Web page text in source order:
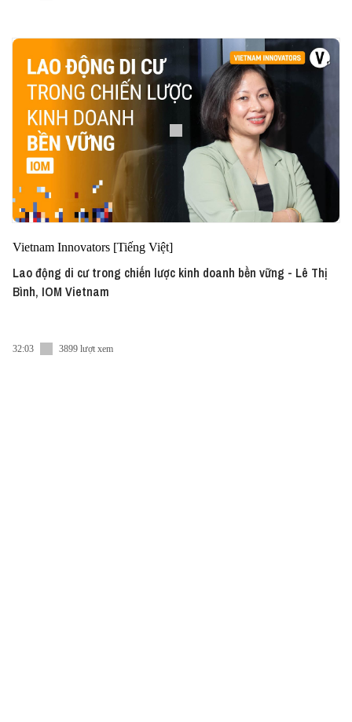
Vietnam Innovators [Tiếng Việt]
Lao động di cư trong chiến lược kinh doanh bền vững - Lê Thị
Bình, IOM Vietnam
32:03 3899 lượt xem